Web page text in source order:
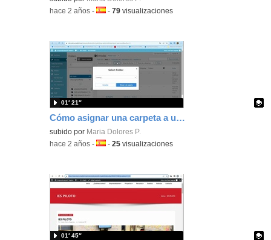
-hace 2 años -Idioma:
-79 visualizaciones
Cómo asignar una carpeta a una entrada de wordpress
Contenido educativo.
subido por Maria Dolores P.
01′ 21″
-hace 2 años -Idioma:
-25 visualizaciones
01′ 45″